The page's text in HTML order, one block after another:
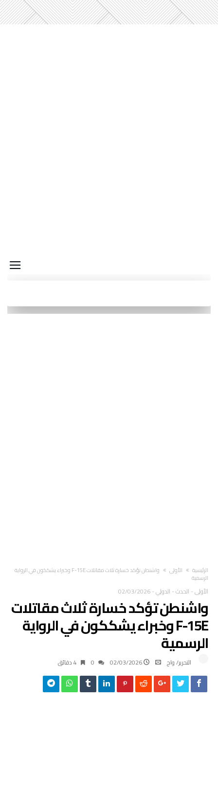
‫الرئيسية‬ الأولى
واشنطن تؤكد خسارة ثلاث مقاتلات F-15E وخبراء يشككون في الرواية
الرسمية
الأولى- الحدث- الدولي-
02/03/2026
واشنطن تؤكد خسارة ثلاث مقاتلات
F-15E وخبراء يشككون في الرواية
الرسمية
التحرير/ واج 02/03/2026 4 ‫دقائق‬